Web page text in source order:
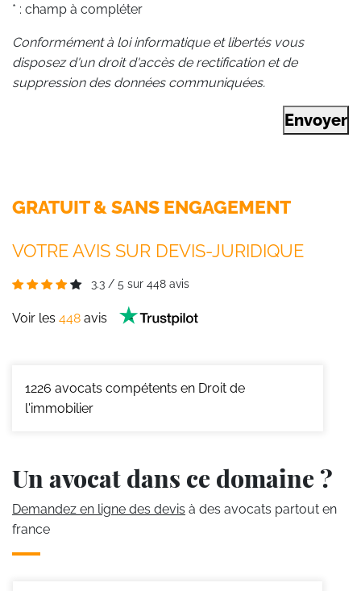
* : champ à compléter
Conformément à loi informatique et libertés vous
disposez d'un droit d'accès de rectification et de
suppression des données communiquées.
Envoyer
GRATUIT & SANS ENGAGEMENT
VOTRE AVIS SUR DEVIS-JURIDIQUE
3.3 / 5 sur 448 avis
Voir les 448 avis
1226 avocats compétents en Droit de
l'immobilier
Un avocat dans ce domaine ?
Demandez en ligne des devis à des avocats partout en
france